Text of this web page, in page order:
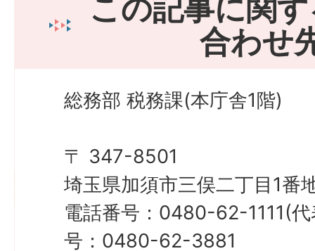
この記事に関
合わせ
総務部 税務課(本庁舎1階)
〒 347-8501
埼玉県加須市三俣二丁目1番
電話番号：0480-62-1111(
号：0480-62-3881